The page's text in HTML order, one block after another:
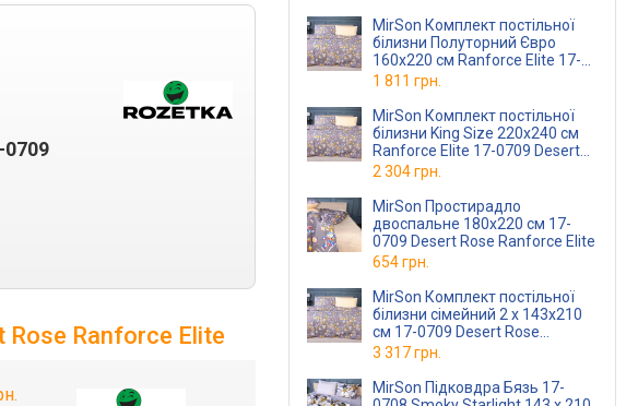
0709
Ranforce Elite
MirSon Комплект постільної
білизни Полуторний Євро
160х220 см Ranforce Elite 17-
0709 Desert Rose
1 811 грн.
MirSon Комплект постільної
білизни King Size 220х240 см
Ranforce Elite 17-0709 Desert
Rose
2 304 грн.
MirSon Простирадло
двоспальне 180x220 см 17-
0709 Desert Rose Ranforce Elite
654 грн.
MirSon Комплект постільної
білизни сімейний 2 x 143x210
см 17-0709 Desert Rose
Ranforce Elite
3 317 грн.
MirSon Підковдра Бязь 17-